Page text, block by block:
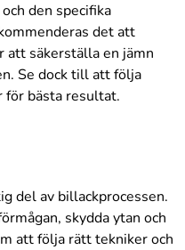
den specifika
det att
att säkerställa en jämn
Se dock till att följa
bästa resultat.
del av billackprocessen.
skydda ytan och
att följa rätt tekniker och